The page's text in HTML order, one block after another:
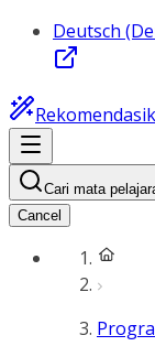
Deutsch
Cari mata
Cancel